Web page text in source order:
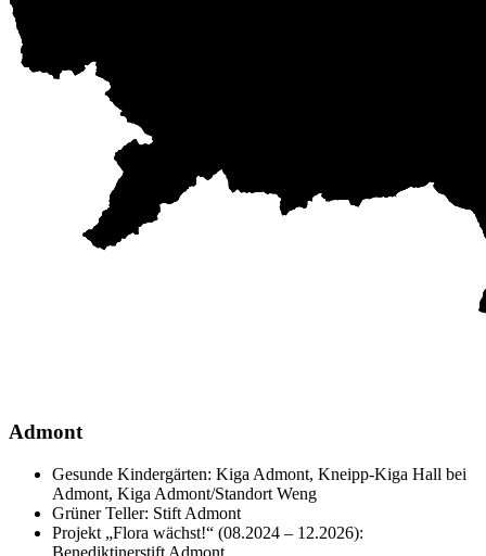
Admont
Gesunde Kindergärten: Kiga Admont, Kneipp-Kiga Hall bei
Admont, Kiga Admont/Standort Weng
Grüner Teller: Stift Admont
Projekt „Flora wächst!“ (08.2024 – 12.2026):
Benediktinerstift Admont